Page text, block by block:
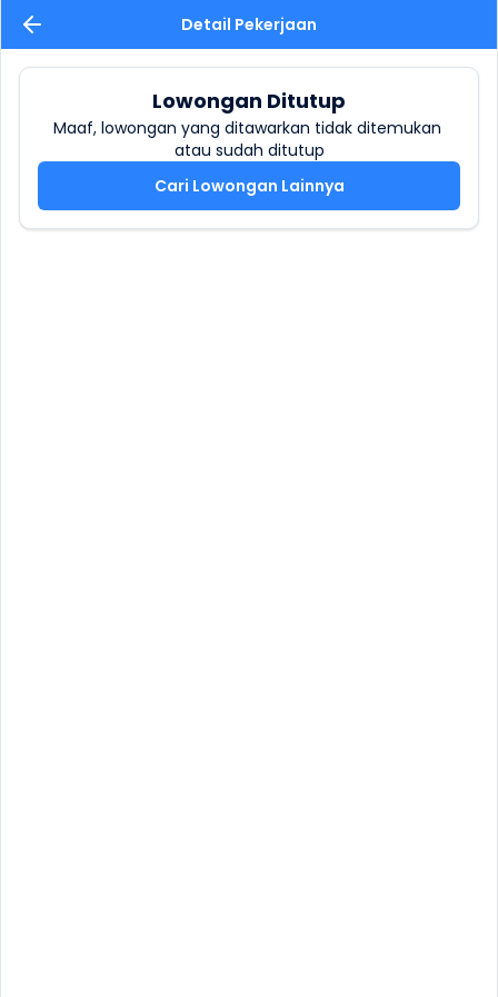
Detail Pekerjaan
Lowongan Ditutup
Maaf, lowongan yang ditawarkan tidak ditemukan
atau sudah ditutup
Cari Lowongan Lainnya